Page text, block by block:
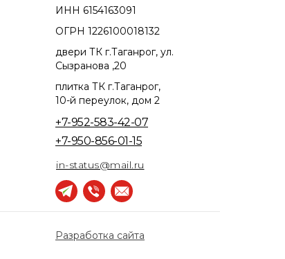
+7-950-856-01-15
+7-952-583-42-07
плитка ТК г.Таганрог,
10-й переулок, дом 2
двери ТК г.Таганрог, ул.
Сызранова ,20
ОГРН 1226100018132
ИНН 6154163091
Разработка сайта
in-status@mail.ru